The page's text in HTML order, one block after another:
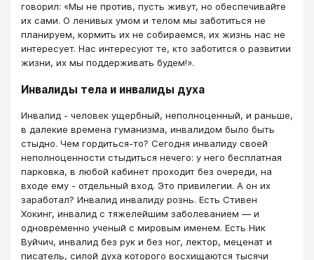
говорил: «Мы не против, пусть живут, но обеспечивайте
их сами. О ленивых умом и телом мы заботиться не
планируем, кормить их не собираемся, их жизнь нас не
интересует. Нас интересуют те, кто заботится о развитии
жизни, их мы поддерживать будем!».
Инвалиды тела и инвалиды духа
Инвалид - человек ущербный, неполноценный, и раньше,
в далекие времена гуманизма, инвалидом было быть
стыдно. Чем гордиться-то? Сегодня инвалиду своей
неполноценности стыдиться нечего: у него бесплатная
парковка, в любой кабинет проходит без очереди, на
входе ему - отдельный вход. Это привилегии. А он их
заработал? Инвалид инвалиду рознь. Есть Стивен
Хокинг, инвалид с тяжелейшим заболеванием — и
одновременно ученый с мировым именем. Есть Ник
Вуйчич, инвалид без рук и без ног, лектор, меценат и
писатель, силой духа которого восхищаются тысячи